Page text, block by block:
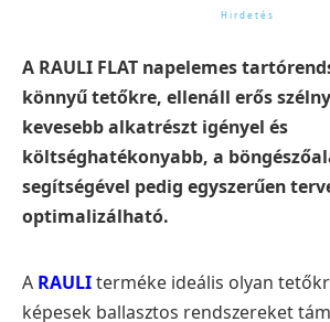
A RAULI FLAT napelemes
könnyű tetőkre, ellenáll erős
kevesebb alkatrészt igényel és
költséghatékonyabb, a
segítségével pedig egyszerűen
optimalizálható.
A RAULIterméke ideális olyan
képesek ballasztos rendszereket